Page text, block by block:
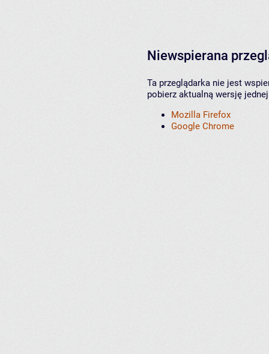
Niewspierana
Ta przeglądarka nie jest
pobierz aktualną wersję
Mozilla Firefox
Google Chrome